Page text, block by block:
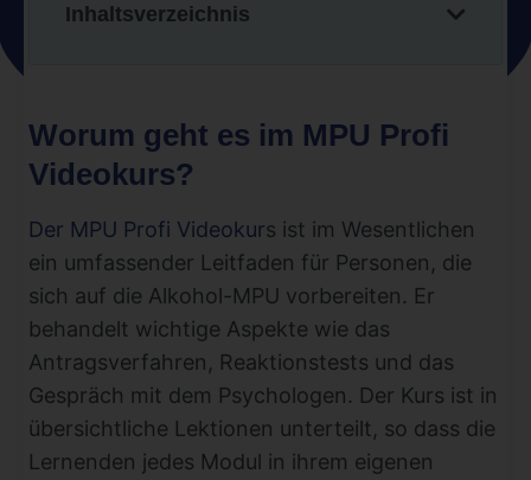
Inhaltsverzeichnis
Worum geht es im MPU Profi
Videokurs?
Der MPU Profi Videokurs ist im Wesentlichen
ein umfassender Leitfaden für Personen, die
sich auf die Alkohol-MPU vorbereiten. Er
behandelt wichtige Aspekte wie das
Antragsverfahren, Reaktionstests und das
Gespräch mit dem Psychologen. Der Kurs ist in
übersichtliche Lektionen unterteilt, so dass die
Lernenden jedes Modul in ihrem eigenen